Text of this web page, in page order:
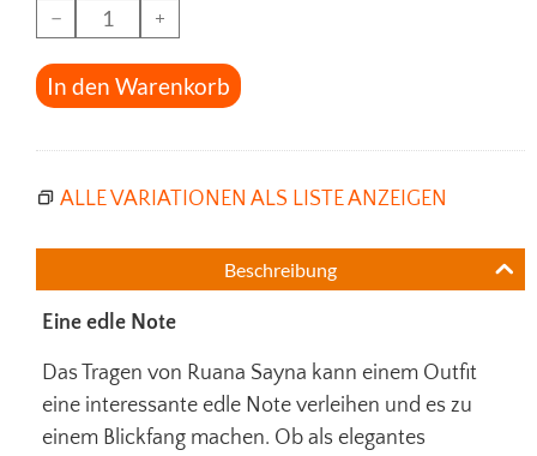
−
+
In den Warenkorb
ALLE VARIATIONEN ALS LISTE ANZEIGEN
Beschreibung
Eine edle Note
Das Tragen von Ruana Sayna kann einem Outfit
eine interessante edle Note verleihen und es zu
einem Blickfang machen. Ob als elegantes